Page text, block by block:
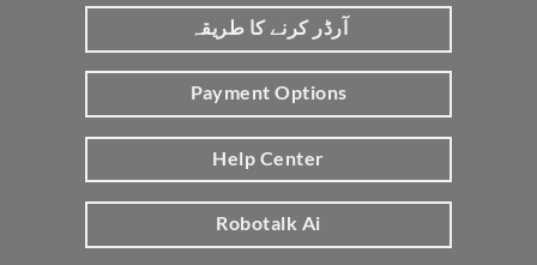
آرڈر کرنے کا طریقہ
Payment Options
Help Center
Robotalk Ai